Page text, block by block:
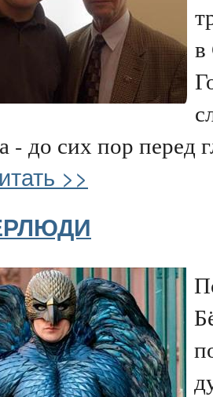
в
- до сих пор перед
>>